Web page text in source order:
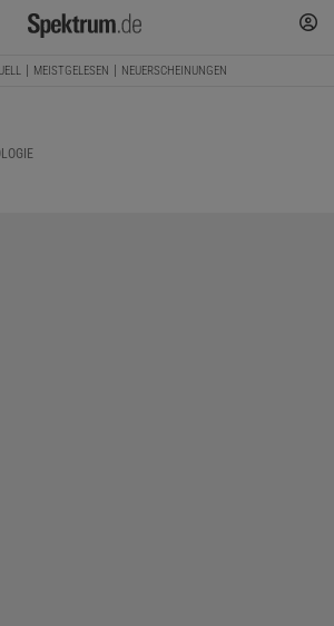
MEISTGELESEN NEUERSCHEINUNGEN